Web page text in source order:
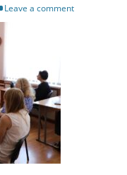
Leave a comment